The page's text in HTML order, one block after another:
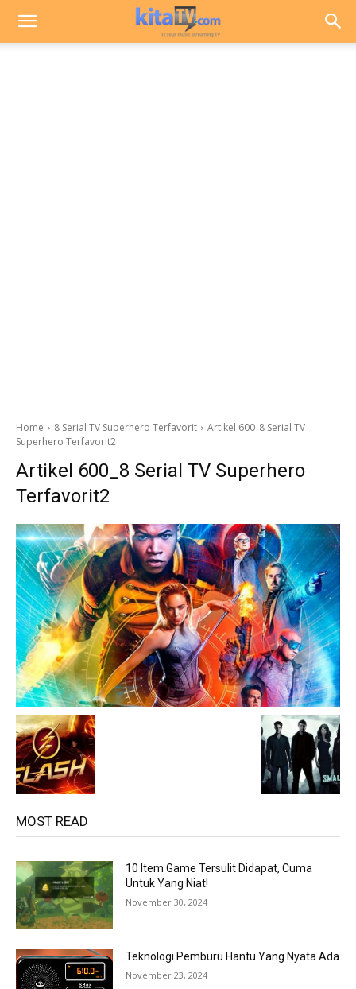
Home 8 Serial TV Superhero Terfavorit
Artikel 600_8 Serial TV
Superhero Terfavorit2
Artikel 600_8 Serial TV Superhero
Terfavorit2
MOST READ
10 Item Game Tersulit Didapat, Cuma
Untuk Yang Niat!
November 30, 2024
Teknologi Pemburu Hantu Yang Nyata Ada
November 23, 2024